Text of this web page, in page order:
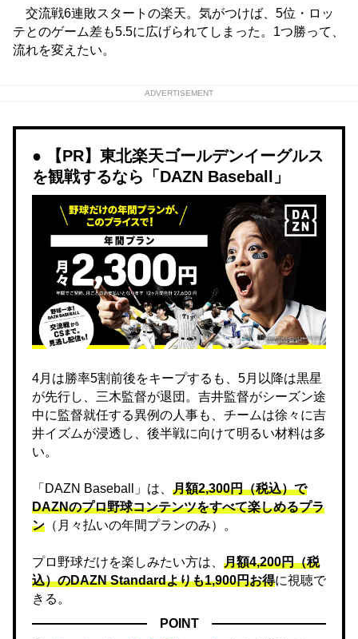
交流戦6連敗スタートの楽天。気がつけば、5位・ロッ
テとのゲーム差も5.5に広げられてしまった。1つ勝って、
流れを変えたい。
ADVERTISEMENT
【PR】東北楽天ゴールデンイーグルス
を観戦するなら「DAZN Baseball」
4月は勝率5割前後をキープするも、5月以降は黒星
が先行し、三木監督が退団。吉井監督がシーズン途
中に監督就任する異例の人事も、チームは徐々に吉
井イズムが浸透し、後半戦に向けて明るい材料は多
い。
「DAZN Baseball」は、 月額2,300円（税込）で
DAZNのプロ野球コンテンツをすべて楽しめるプラ
ン （月々払いの年間プランのみ）。
プロ野球だけを楽しみたい方は、 月額4,200円（税
込）のDAZN Standard​よりも1,900円お得に視聴で
きる。
POINT